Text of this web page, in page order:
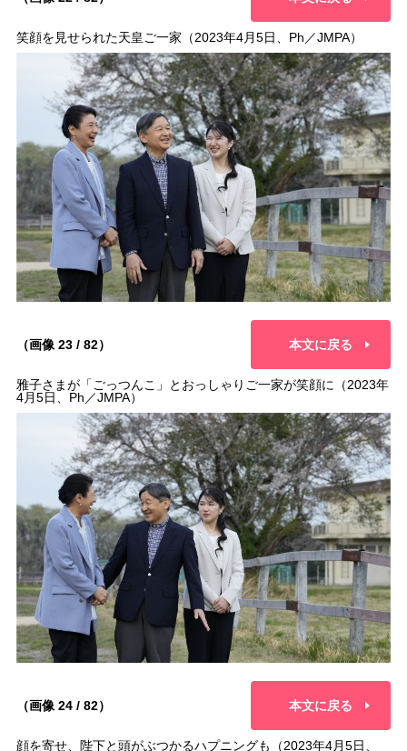
笑顔を見せられた天皇ご一家（2023年4月5日、Ph／JMPA）
（画像 23 / 82） 本文に戻る
雅子さまが「ごっつんこ」とおっしゃりご一家が笑顔に（2023年
4月5日、Ph／JMPA）
（画像 24 / 82） 本文に戻る
顔を寄せ、陛下と頭がぶつかるハプニングも（2023年4月5日、